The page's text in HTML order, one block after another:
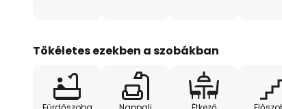
színvisszaadási index
Tökéletes ezekben a szobákban